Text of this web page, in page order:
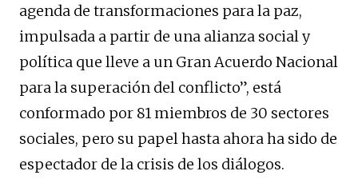
agenda de transformaciones para la paz,
impulsada a partir de una alianza social y
política que lleve a un Gran Acuerdo Nacional
para la superación del conflicto”, está
conformado por 81 miembros de 30 sectores
sociales, pero su papel hasta ahora ha sido de
espectador de la crisis de los diálogos.